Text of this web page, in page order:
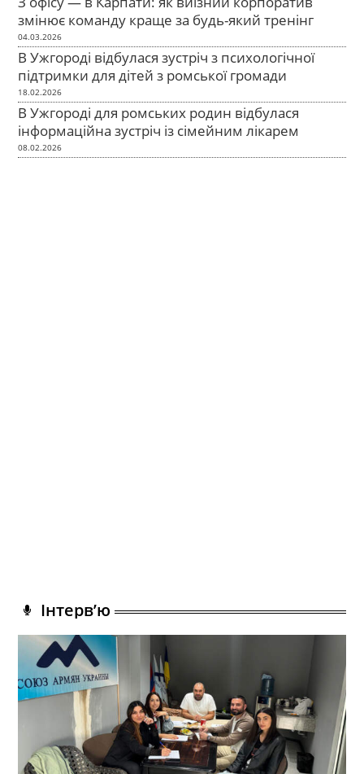
змінює команду краще за будь-який тренінг
04.03.2026
В Ужгороді відбулася зустріч з психологічної
підтримки для дітей з ромської громади
18.02.2026
В Ужгороді для ромських родин відбулася
інформаційна зустріч із сімейним лікарем
08.02.2026
Інтерв’ю